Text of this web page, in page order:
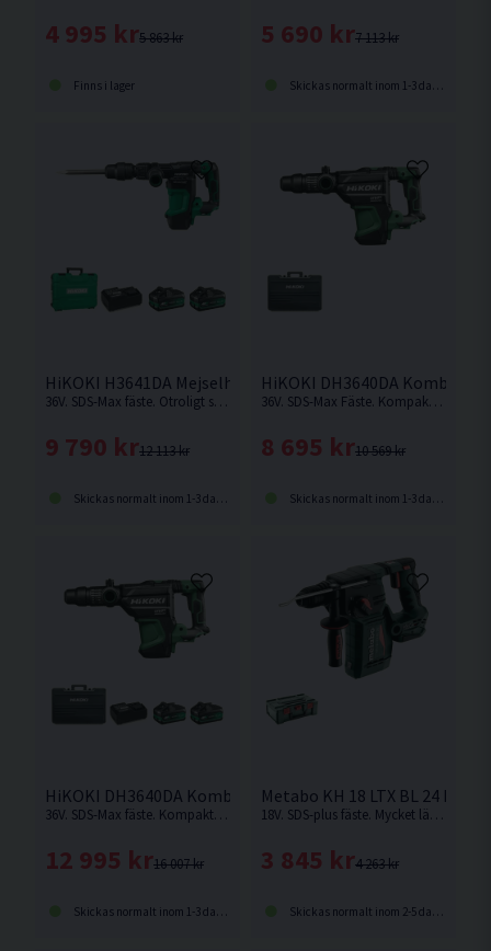
5 863 kr
4 995 kr
Finns i lager
7 113 kr
5 690 kr
Skickas normalt inom 1-3 dagar
HiKOKI H3641DA Mejselhammare 36V (2x4,0Ah)
36V. SDS-Max fäste. Otroligt stark batteridriven mejselhammare från HiKOKI som kan jämnföras med en nätdriven. Levererar hela 10,0 Joule.
12 113 kr
9 790 kr
Skickas normalt inom 1-3 dagar
HiKOKI DH3640DA
36V. SDS-Max Fäste. Kompakt och kraftfull med hög avverkning och snabb borrsjunkhastighet. Levereras utan batteri och laddare.
10 569 kr
8 695 kr
Skickas normalt inom 1-3 dagar
HiKOKI DH3640DA Kombihammare 36V (2x4,0Ah)
36V. SDS-Max fäste. Kompakt och kraftfull med hög avverkning och snabb borrsjunkhastighet.
16 007 kr
12 995 kr
Skickas normalt inom 1-3 dagar
Metabo KH 18 LTX BL 24
18V. SDS-plus fäste. Mycket lätt och kompakt batteridriven hammare med kolborstfri motor för bekvämt arbete i alla arbetsställningar. Levereras utan batteri och laddare.
4 263 kr
3 845 kr
Skickas normalt inom 2-5 dagar